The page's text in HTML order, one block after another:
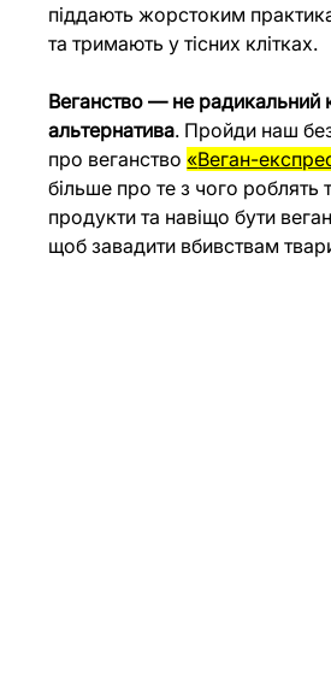
піддають жорстоким
та тримають у тісних клітках.
Веганство — не радикальний
альтернатива. Пройди наш
про веганство «Веган-
більше про те з чого роблять
продукти та навіщо бути
щоб завадити вбивствам